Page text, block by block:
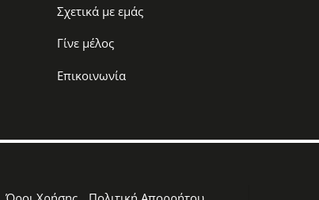
Σχετικά με εμάς
Γίνε μέλος
Επικοινωνία